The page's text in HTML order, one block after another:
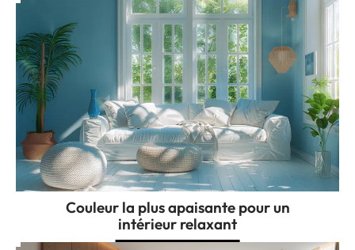
Couleur la plus apaisante pour un
intérieur relaxant